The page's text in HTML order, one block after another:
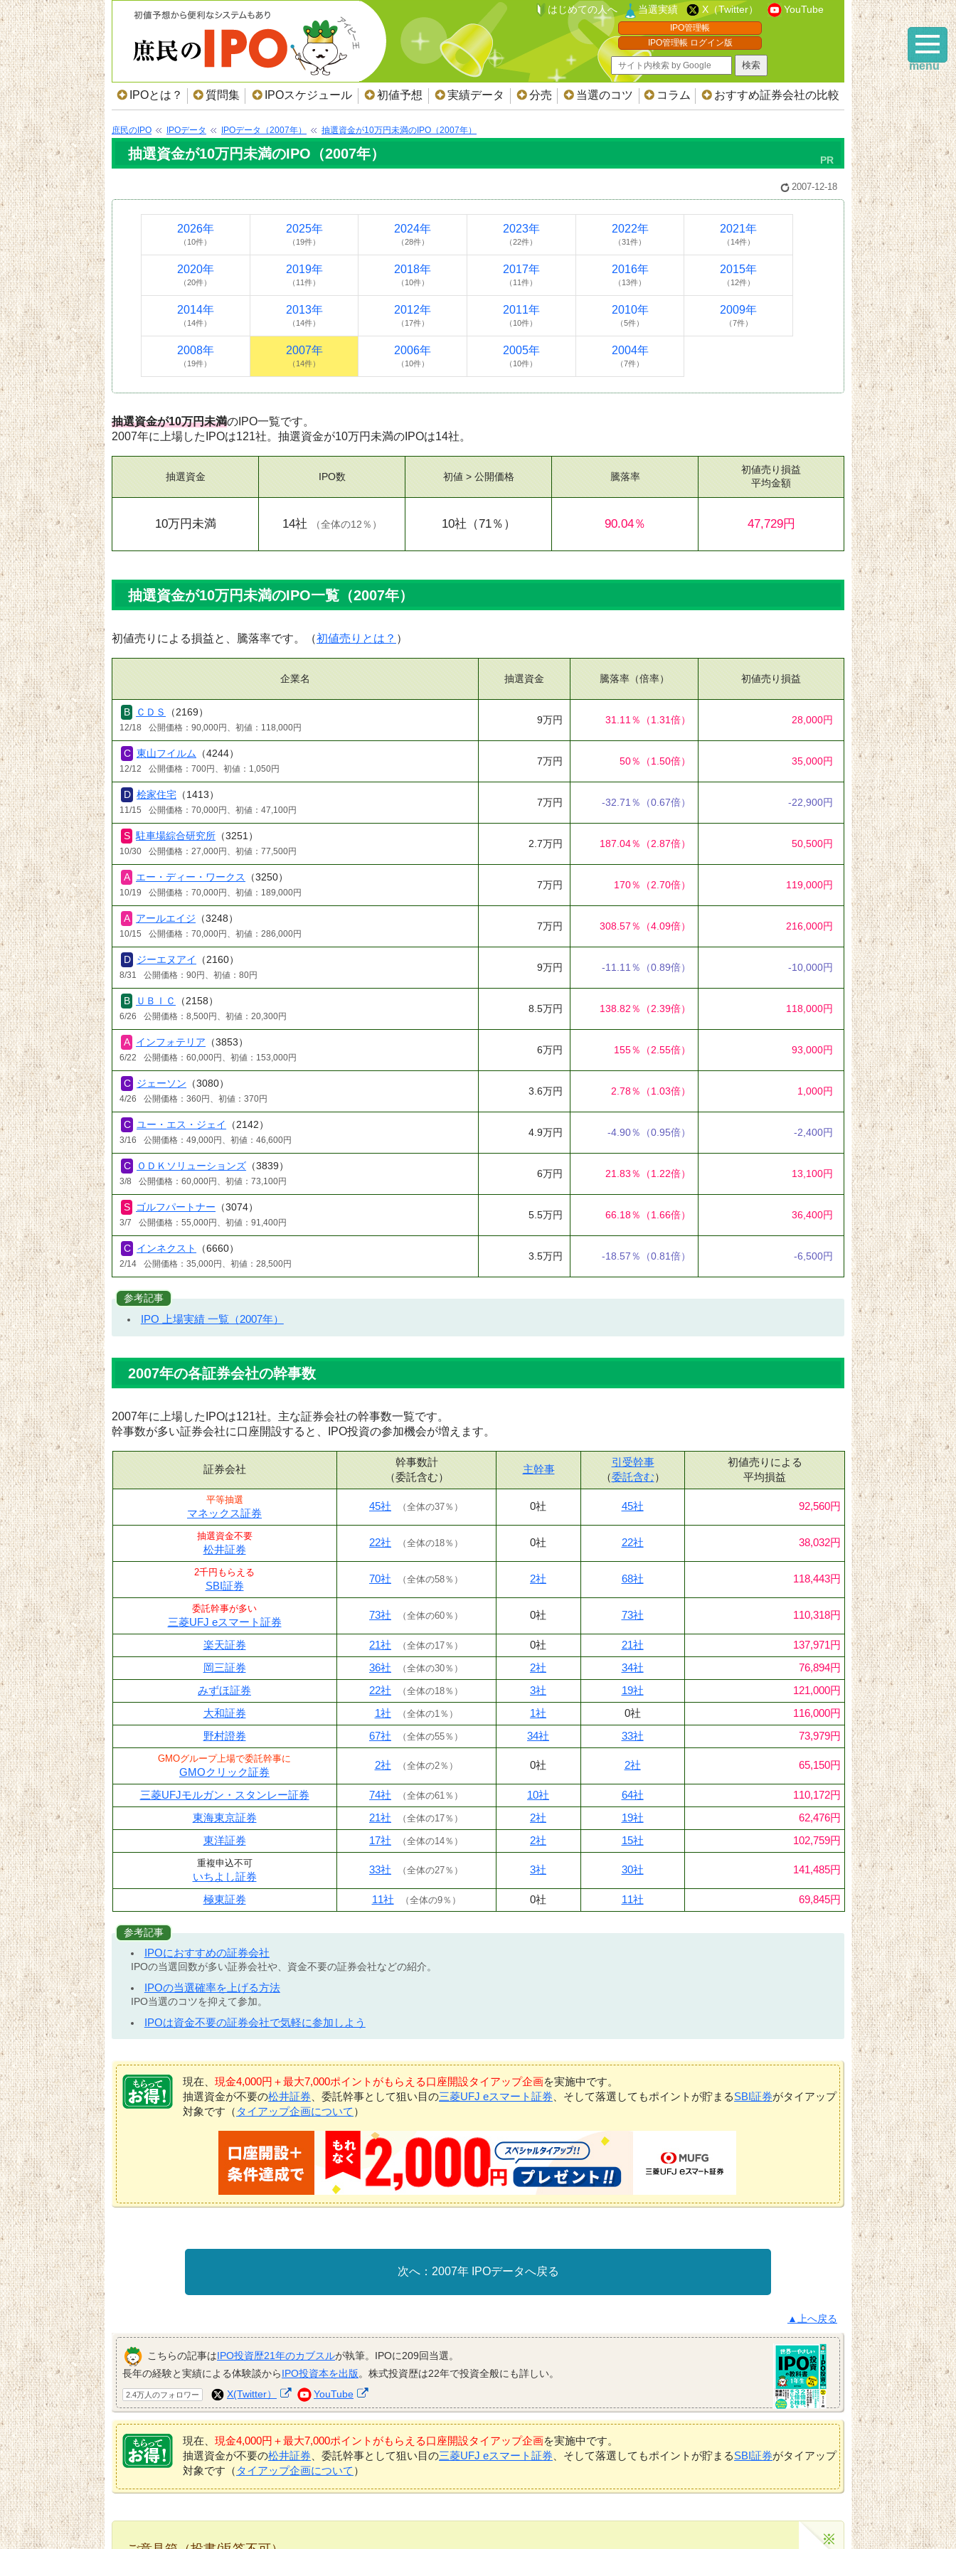
はじめての人へ 当選実績 X（Twitter） YouTube
IPO管理帳
IPO管理帳 ログイン版
IPOとは？ 質問集 IPOスケジュール 初値予想 実績データ 分売 当選のコツ コラム おすすめ証券会社の比較
庶民のIPO IPOデータ IPOデータ（2007年） 抽選資金が10万円未満のIPO（2007年）
抽選資金が10万円未満のIPO（2007年）
2007-12-18
2026年
（10件）
2025年
（19件）
2024年
（28件）
2023年
（22件）
2022年
（31件）
2021年
（14件）
2020年
（20件）
2019年
（11件）
2018年
（10件）
2017年
（11件）
2016年
（13件）
2015年
（12件）
2014年
（14件）
2013年
（14件）
2012年
（17件）
2011年
（10件）
2010年
（5件）
2009年
（7件）
2008年
（19件）
2007年
（14件）
2006年
（10件）
2005年
（10件）
2004年
（7件）
抽選資金が10万円未満のIPO一覧です。
2007年に上場したIPOは121社。抽選資金が10万円未満のIPOは14社。
抽選資金
10万円未満
IPO数
14社 （全体の12％ ）
初値 > 公開価格
10社 （71％）
騰落率
90.04％
初値売り損益
平均金額
47,729円
抽選資金が10万円未満のIPO一覧（2007年）
初値売りによる損益と、騰落率です。（初値売りとは？ ）
企業名 抽選資金 騰落率（倍率） 初値売り損益
ＣＤＳ （2169）
12/18 公開価格：90,000円、初値：118,000円
9万円 31.11％ （1.31倍） 28,000円
東山フイルム （4244）
12/12 公開価格：700円、初値：1,050円
7万円 50％ （1.50倍） 35,000円
桧家住宅 （1413）
11/15 公開価格：70,000円、初値：47,100円
7万円 -32.71％ （0.67倍） -22,900円
駐車場綜合研究所 （3251）
10/30 公開価格：27,000円、初値：77,500円
2.7万円 187.04％ （2.87倍） 50,500円
エー・ディー・ワークス （3250）
10/19 公開価格：70,000円、初値：189,000円
7万円 170％ （2.70倍） 119,000円
アールエイジ （3248）
10/15 公開価格：70,000円、初値：286,000円
7万円 308.57％ （4.09倍） 216,000円
ジーエヌアイ （2160）
8/31 公開価格：90円、初値：80円
9万円 -11.11％ （0.89倍） -10,000円
ＵＢＩＣ （2158）
6/26 公開価格：8,500円、初値：20,300円
8.5万円 138.82％ （2.39倍） 118,000円
インフォテリア （3853）
6/22 公開価格：60,000円、初値：153,000円
6万円 155％ （2.55倍） 93,000円
ジェーソン （3080）
4/26 公開価格：360円、初値：370円
3.6万円 2.78％ （1.03倍） 1,000円
ユー・エス・ジェイ （2142）
3/16 公開価格：49,000円、初値：46,600円
4.9万円 -4.90％ （0.95倍） -2,400円
ＯＤＫソリューションズ （3839）
3/8 公開価格：60,000円、初値：73,100円
6万円 21.83％ （1.22倍） 13,100円
ゴルフパートナー （3074）
3/7 公開価格：55,000円、初値：91,400円
5.5万円 66.18％ （1.66倍） 36,400円
インネクスト （6660）
2/14 公開価格：35,000円、初値：28,500円
3.5万円 -18.57％ （0.81倍） -6,500円
参考記事
IPO 上場実績 一覧（2007年）
2007年の各証券会社の幹事数
2007年に上場したIPOは121社。主な証券会社の幹事数一覧です。
幹事数が多い証券会社に口座開設すると、IPO投資の参加機会が増えます。
証券会社
幹事数計
（委託含む）
主幹事
引受幹事
（委託含む）
初値売りによる
平均損益
平等抽選
マネックス証券
45社 （全体の37％ ） 0社 45社 92,560円
抽選資金不要
松井証券
22社 （全体の18％ ） 0社 22社 38,032円
2千円もらえる
SBI証券
70社 （全体の58％ ） 2社 68社 118,443円
委託幹事が多い
三菱UFJ eスマート証券
73社 （全体の60％ ） 0社 73社 110,318円
楽天証券 21社 （全体の17％ ） 0社 21社
137,971円
岡三証券
36社 （全体の30％ ） 2社 34社
76,894円
みずほ証券
22社 （全体の18％ ） 3社 19社
121,000円
大和証券
1社 （全体の1％ ） 1社 0社
116,000円
野村證券
67社 （全体の55％ ） 34社 33社 73,979円
GMOグループ上場で委託幹事に
GMOクリック証券
2社 （全体の2％ ） 0社 2社 65,150円
三菱UFJモルガン・スタンレー証券 74社 （全体の61％ ） 10社 64社
110,172円
東海東京証券
21社 （全体の17％ ） 2社 19社
62,476円
東洋証券
17社 （全体の14％ ） 2社 15社 102,759円
重複申込不可
いちよし証券
33社 （全体の27％ ） 3社 30社 141,485円
極東証券 11社 （全体の9％ ） 0社 11社 69,845円
参考記事
IPOにおすすめの証券会社
IPOの当選回数が多い証券会社や、資金不要の証券会社などの紹介。
IPOの当選確率を上げる方法
IPO当選のコツを抑えて参加。
IPOは資金不要の証券会社で気軽に参加しよう
現在、 現金4,000円＋最大7,000ポイントがもらえる口座開設タイアップ企画を実施中です。
抽選資金が不要の松井証券 、委託幹事として狙い目の三菱UFJ eスマート証券 、そして落選してもポイントが貯まるSBI証券がタイアップ
対象です（ タイアップ企画について ）
2007年 IPOデータへ戻る
▲上へ戻る
こちらの記事はIPO投資歴21年のカブスルが執筆。IPOに209回当選。
長年の経験と実績による体験談からIPO投資本を出版。株式投資歴は22年で投資全般にも詳しい。
2.4万人のフォロワー X(Twitter） YouTube
現在、 現金4,000円＋最大7,000ポイントがもらえる口座開設タイアップ企画を実施中です。
抽選資金が不要の松井証券 、委託幹事として狙い目の三菱UFJ eスマート証券 、そして落選してもポイントが貯まるSBI証券がタイアップ
対象です（ タイアップ企画について ）
menu